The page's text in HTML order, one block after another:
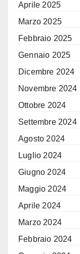
Aprile 2025
Marzo 2025
Febbraio 2025
Gennaio 2025
Dicembre 2024
Novembre 2024
Ottobre 2024
Settembre 2024
Agosto 2024
Luglio 2024
Giugno 2024
Maggio 2024
Aprile 2024
Marzo 2024
Febbraio 2024